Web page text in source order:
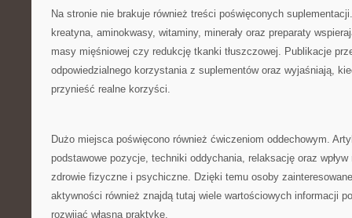
Na stronie nie brakuje również treści poświęconych
kreatyna, aminokwasy, witaminy, minerały oraz preparaty
masy mięśniowej czy redukcję tkanki tłuszczowej. Publikacje
odpowiedzialnego korzystania z suplementów oraz wyjaśniają,
przynieść realne korzyści.
Dużo miejsca poświęcono również ćwiczeniom oddechowym.
podstawowe pozycje, techniki oddychania, relaksację oraz
zdrowie fizyczne i psychiczne. Dzięki temu osoby
aktywności również znajdą tutaj wiele wartościowych informacji
rozwijać własną praktykę.